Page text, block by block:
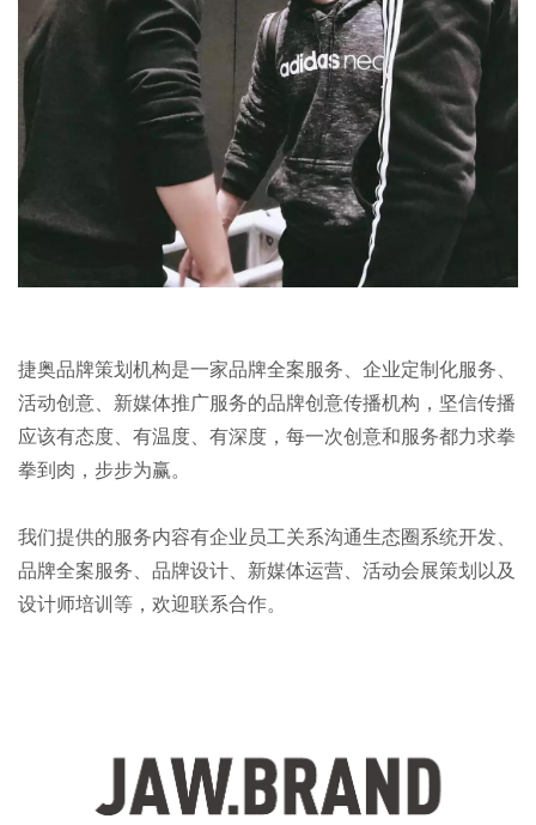
捷奥品牌策划机构是一家品牌全案服务、企业定制化服务、
活动创意、新媒体推广服务的品牌创意传播机构，坚信传播
应该有态度、有温度、有深度，每一次创意和服务都力求拳
拳到肉，步步为赢。
我们提供的服务内容有企业员工关系沟通生态圈系统开发、
品牌全案服务、品牌设计、新媒体运营、活动会展策划以及
设计师培训等，欢迎联系合作。